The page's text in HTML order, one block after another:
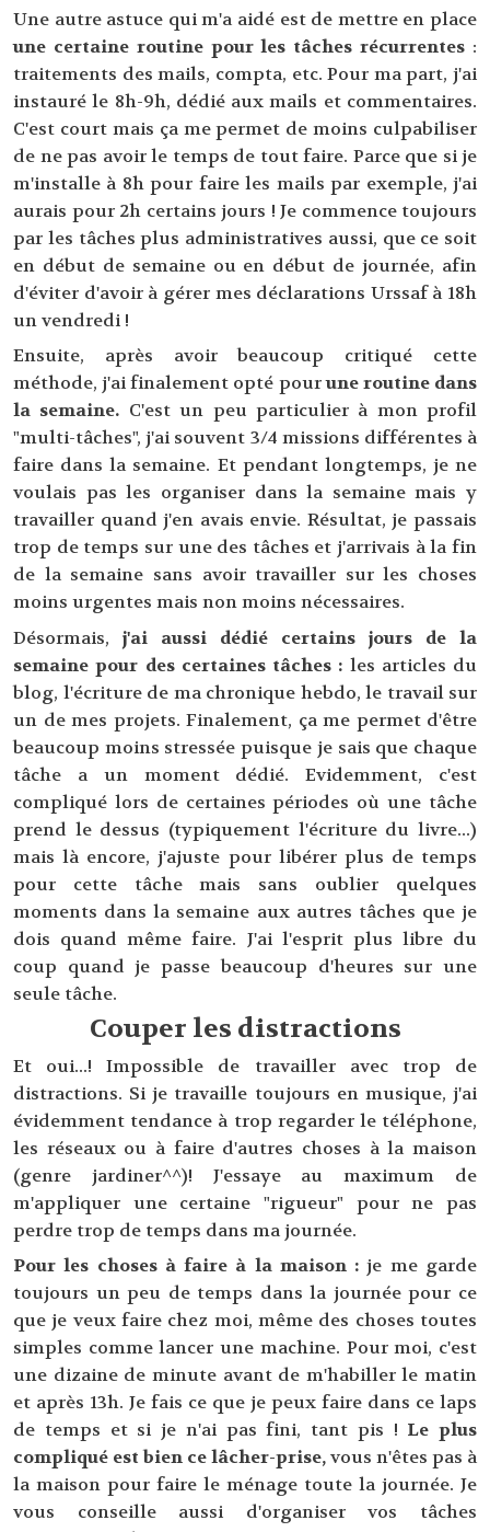
Une autre astuce qui m'a aidé est de mettre en place
une certaine routine pour les tâches récurrentes :
traitements des mails, compta, etc. Pour ma part, j'ai
instauré le 8h-9h, dédié aux mails et commentaires.
C'est court mais ça me permet de moins culpabiliser
de ne pas avoir le temps de tout faire. Parce que si je
m'installe à 8h pour faire les mails par exemple, j'ai
aurais pour 2h certains jours ! Je commence toujours
par les tâches plus administratives aussi, que ce soit
en début de semaine ou en début de journée, afin
d'éviter d'avoir à gérer mes déclarations Urssaf à 18h
un vendredi !
Ensuite, après avoir beaucoup critiqué cette
méthode, j'ai finalement opté pourune routine dans
la semaine. C'est un peu particulier à mon profil
"multi-tâches", j'ai souvent 3/4 missions différentes à
faire dans la semaine. Et pendant longtemps, je ne
voulais pas les organiser dans la semaine mais y
travailler quand j'en avais envie. Résultat, je passais
trop de temps sur une des tâches et j'arrivais à la fin
de la semaine sans avoir travailler sur les choses
moins urgentes mais non moins nécessaires.
Désormais, j'ai aussi dédié certains jours de la
semaine pour des certaines tâches : les articles du
blog, l'écriture de ma chronique hebdo, le travail sur
un de mes projets. Finalement, ça me permet d'être
beaucoup moins stressée puisque je sais que chaque
tâche a un moment dédié. Evidemment, c'est
compliqué lors de certaines périodes où une tâche
prend le dessus (typiquement l'écriture du livre...)
mais là encore, j'ajuste pour libérer plus de temps
pour cette tâche mais sans oublier quelques
moments dans la semaine aux autres tâches que je
dois quand même faire. J'ai l'esprit plus libre du
coup quand je passe beaucoup d'heures sur une
seule tâche.
Couper les distractions
Et oui...! Impossible de travailler avec trop de
distractions. Si je travaille toujours en musique, j'ai
évidemment tendance à trop regarder le téléphone,
les réseaux ou à faire d'autres choses à la maison
(genre jardiner^^)! J'essaye au maximum de
m'appliquer une certaine "rigueur" pour ne pas
perdre trop de temps dans ma journée.
Pour les choses à faire à la maison : je me garde
toujours un peu de temps dans la journée pour ce
que je veux faire chez moi, même des choses toutes
simples comme lancer une machine. Pour moi, c'est
une dizaine de minute avant de m'habiller le matin
et après 13h. Je fais ce que je peux faire dans ce laps
de temps et si je n'ai pas fini, tant pis ! Le plus
compliqué est bien ce lâcher-prise,vous n'êtes pas à
la maison pour faire le ménage toute la journée. Je
vous conseille aussi d'organiser vos tâches